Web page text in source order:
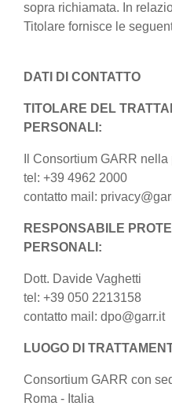
sopra richiamata. In
Titolare fornisce le
DATI DI CONTATTO
TITOLARE DEL
PERSONALI:
Il Consortium GARR
tel: +39 4962 2000
contatto mail:
RESPONSABILE
PERSONALI:
Dott. Davide Vaghetti
tel: +39 050 2213158
contatto mail: dpo@garr.it
LUOGO DI
Consortium GARR con
Roma - Italia